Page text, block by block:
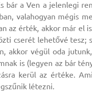
bár a Ven a jelenlegi
valahogyan mégis
az érték, akkor már el
cserét lehetővé tesz;
akkor végül oda
is (legyen az bár
kerül az értéke.
létezni.